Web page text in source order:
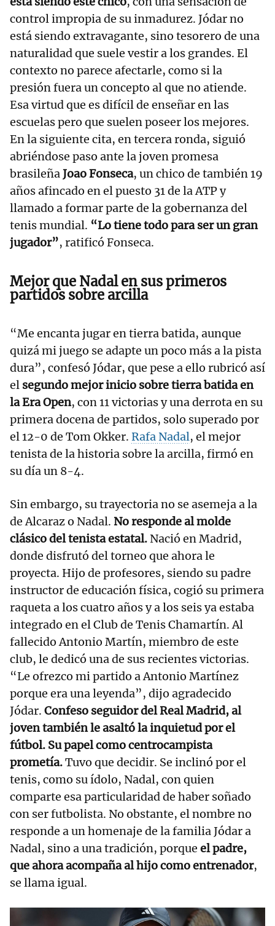
control impropia de su inmadurez. Jódar no
está siendo extravagante, sino tesorero de una
naturalidad que suele vestir a los grandes. El
contexto no parece afectarle, como si la
presión fuera un concepto al que no atiende.
Esa virtud que es difícil de enseñar en las
escuelas pero que suelen poseer los mejores.
En la siguiente cita, en tercera ronda, siguió
abriéndose paso ante la joven promesa
brasileñaJoao Fonseca, un chico de también 19
años afincado en el puesto 31 de la ATP y
llamado a formar parte de la gobernanza del
tenis mundial. “Lo tiene todo para ser un gran
jugador”, ratificó Fonseca.
Mejor que Nadal en sus primeros
partidos sobre arcilla
“Me encanta jugar en tierra batida, aunque
quizá mi juego se adapte un poco más a la pista
dura”, confesó Jódar, que pese a ello rubricó así
el segundo mejor inicio sobre tierra batida en
la Era Open, con 11 victorias y una derrota en su
primera docena de partidos, solo superado por
el 12-0 de Tom Okker. Rafa Nadal, el mejor
tenista de la historia sobre la arcilla, firmó en
su día un 8-4.
Sin embargo, su trayectoria no se asemeja a la
de Alcaraz o Nadal. No responde al molde
clásico del tenista estatal. Nació en Madrid,
donde disfrutó del torneo que ahora le
proyecta. Hijo de profesores, siendo su padre
instructor de educación física, cogió su primera
raqueta a los cuatro años y a los seis ya estaba
integrado en el Club de Tenis Chamartín. Al
fallecido Antonio Martín, miembro de este
club, le dedicó una de sus recientes victorias.
“Le ofrezco mi partido a Antonio Martínez
porque era una leyenda”, dijo agradecido
Jódar. Confeso seguidor del Real Madrid, al
joven también le asaltó la inquietud por el
fútbol. Su papel como centrocampista
prometía.Tuvo que decidir. Se inclinó por el
tenis, como su ídolo, Nadal, con quien
comparte esa particularidad de haber soñado
con ser futbolista. No obstante, el nombre no
responde a un homenaje de la familia Jódar a
Nadal, sino a una tradición, porque el padre,
que ahora acompaña al hijo como entrenador,
se llama igual.